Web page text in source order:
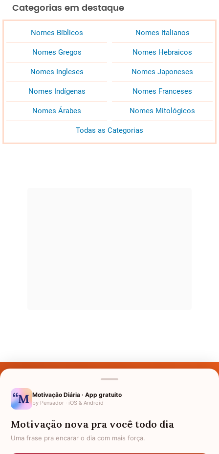
Categorias em destaque
Nomes Bíblicos Nomes Italianos
Nomes Gregos Nomes Hebraicos
Nomes Ingleses Nomes Japoneses
Nomes Indígenas Nomes Franceses
Nomes Árabes Nomes Mitológicos
Todas as Categorias
Nomes pelo Mundo
Política de Privacidade
Motivação Diária · App gratuito
by Pensador · iOS & Android
Motivação nova pra você todo dia
Uma frase pra encarar o dia com mais força.